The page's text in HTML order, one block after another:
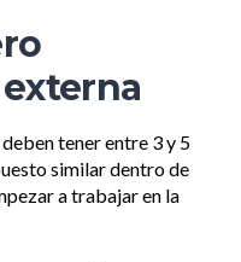
tener entre 3 y 5
similar dentro de
a trabajar en la